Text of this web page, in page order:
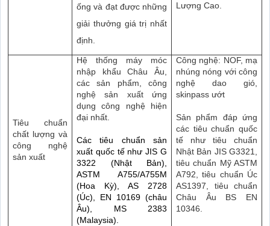
ống và đạt được những
giải thưởng giá trị nhất
định.
Lượng Cao.
Tiêu chuẩn
chất lượng và
công nghệ
sản xuất
Hệ thống máy móc
nhập khẩu Châu Âu,
các sản phẩm, công
nghệ sản xuất ứng
dụng công nghệ hiện
đại nhất.
Các tiêu chuẩn sản
xuất quốc tế như JIS G
3322 (Nhật Bản),
ASTM A755/A755M
(Hoa Kỳ), AS 2728
(Úc), EN 10169 (châu
Âu), MS 2383
(Malaysia).
Công nghệ: NOF, mạ
nhúng nóng với công
nghệ dao gió,
skinpass ướt
Sản phẩm đáp ứng
các tiêu chuẩn quốc
tế như tiêu chuẩn
Nhật Bản JIS G3321,
tiêu chuẩn Mỹ ASTM
A792, tiêu chuẩn Úc
AS1397, tiêu chuẩn
Châu Âu BS EN
10346.